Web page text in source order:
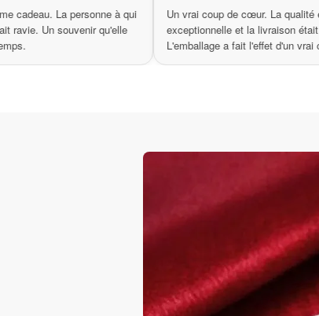
Achetée comme cadeau. La personne à qui
je l'ai offert était ravie. Un souvenir qu'elle
Un vrai